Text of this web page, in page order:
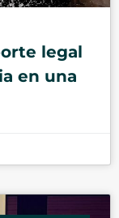
legal
en una